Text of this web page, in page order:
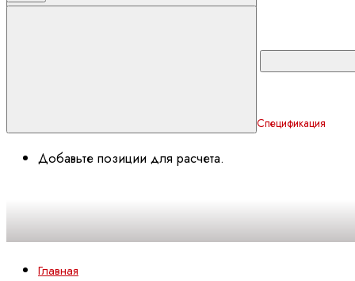
Спецификация
Добавьте позиции для расчета.
Главная